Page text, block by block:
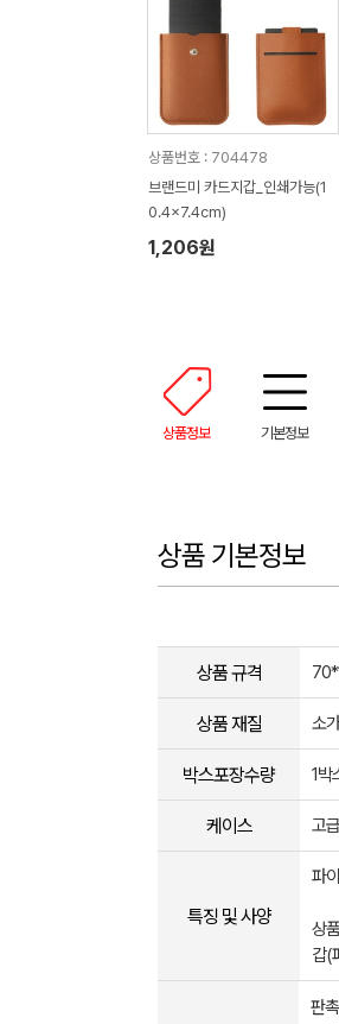
상품번호 : 704478
브랜드미 카드지갑_인쇄가능(1
0.4x7.4cm)
1,206원
상품정보 기본정보
상품 기본정보
상품 규격
상품 재질 소
박스포장수량 1박
케이스 고
특징 및 사양
파
상
갑(
판